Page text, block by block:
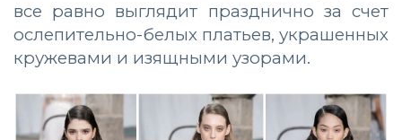
все равно выглядит празднично за счет
ослепительно-белых платьев, украшенных
кружевами и изящными узорами.